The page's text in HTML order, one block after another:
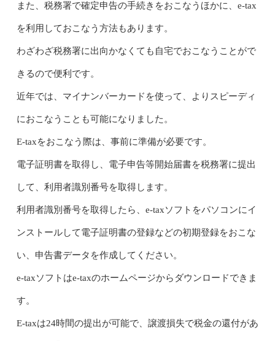
また、税務署で確定申告の手続きをおこなうほかに、e-tax
を利用しておこなう方法もあります。
わざわざ税務署に出向かなくても自宅でおこなうことがで
きるので便利です。
近年では、マイナンバーカードを使って、よりスピーディ
におこなうことも可能になりました。
E-taxをおこなう際は、事前に準備が必要です。
電子証明書を取得し、電子申告等開始届書を税務署に提出
して、利用者識別番号を取得します。
利用者識別番号を取得したら、e-taxソフトをパソコンにイ
ンストールして電子証明書の登録などの初期登録をおこな
い、申告書データを作成してください。
e-taxソフトはe-taxのホームページからダウンロードできま
す。
E-taxは24時間の提出が可能で、譲渡損失で税金の還付があ